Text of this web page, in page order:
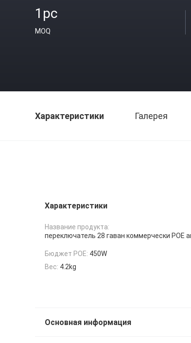
1pc
MOQ
Характеристики Галерея
Характеристики
Название продукта:
переключатель 28 гаван коммерчески POE
Бюджет POE: 450W
Вес: 4.2kg
Основная информация